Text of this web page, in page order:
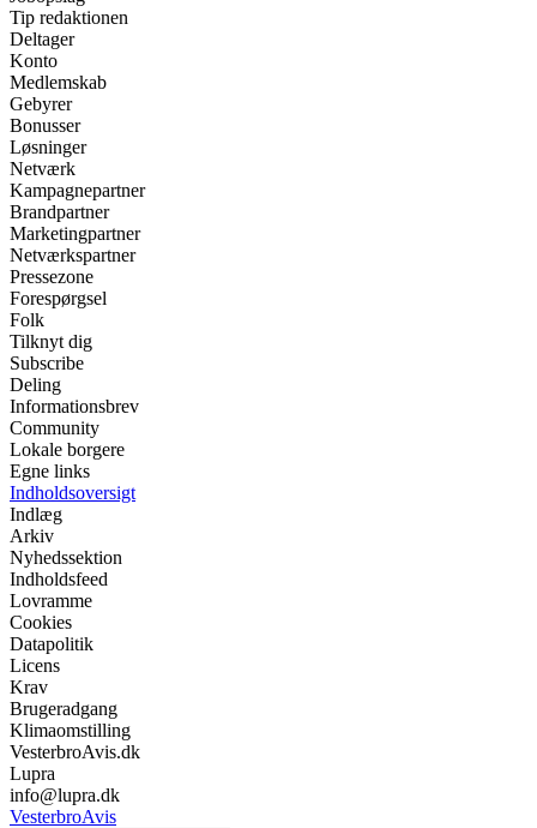
Tip redaktionen
Deltager
Konto
Medlemskab
Gebyrer
Bonusser
Løsninger
Netværk
Kampagnepartner
Brandpartner
Marketingpartner
Netværkspartner
Pressezone
Forespørgsel
Folk
Tilknyt dig
Subscribe
Deling
Informationsbrev
Community
Lokale borgere
Egne links
Indholdsoversigt
Indlæg
Arkiv
Nyhedssektion
Indholdsfeed
Lovramme
Cookies
Datapolitik
Licens
Krav
Brugeradgang
Klimaomstilling
VesterbroAvis.dk
Lupra
info@lupra.dk
VesterbroAvis